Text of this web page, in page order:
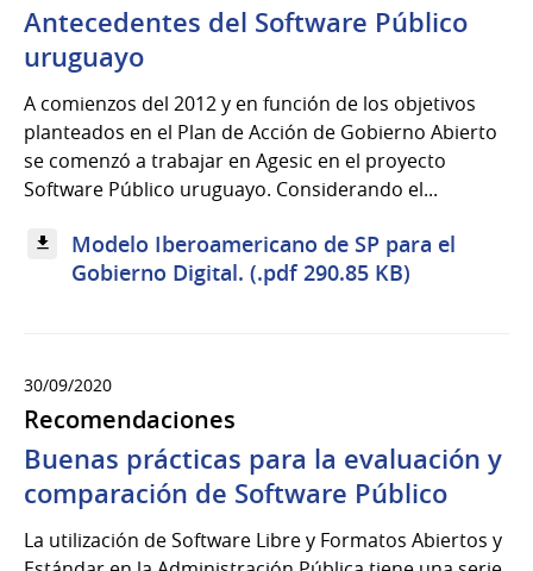
Antecedentes del Software Público
uruguayo
A comienzos del 2012 y en función de los objetivos
planteados en el Plan de Acción de Gobierno Abierto
se comenzó a trabajar en Agesic en el proyecto
Software Público uruguayo. Considerando el...
Modelo Iberoamericano de SP para el
Gobierno Digital. (.pdf 290.85 KB)
30/09/2020
Recomendaciones
Buenas prácticas para la evaluación y
comparación de Software Público
La utilización de Software Libre y Formatos Abiertos y